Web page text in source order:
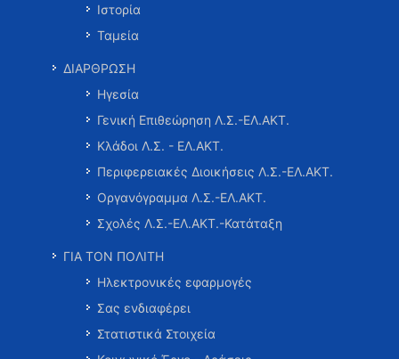
Ιστορία
Ταμεία
ΔΙΑΡΘΡΩΣΗ
Ηγεσία
Γενική Επιθεώρηση Λ.Σ.-ΕΛ.ΑΚΤ.
Κλάδοι Λ.Σ. - ΕΛ.ΑΚΤ.
Περιφερειακές Διοικήσεις Λ.Σ.-ΕΛ.ΑΚΤ.
Οργανόγραμμα Λ.Σ.-ΕΛ.ΑΚΤ.
Σχολές Λ.Σ.-ΕΛ.ΑΚΤ.-Κατάταξη
ΓΙΑ ΤΟΝ ΠΟΛΙΤΗ
Ηλεκτρονικές εφαρμογές
Σας ενδιαφέρει
Στατιστικά Στοιχεία